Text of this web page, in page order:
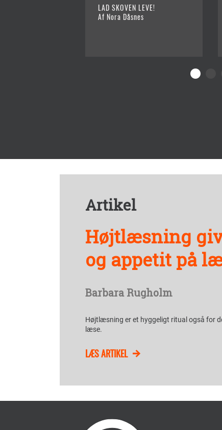
LAD SKOVEN LEVE!
Af Nora Dåsnes
Artikel
Højtlæsning
og appetit på
Barbara Rugholm
Højtlæsning er et hyggeligt ritual også for
læse.
LÆS ARTIKEL